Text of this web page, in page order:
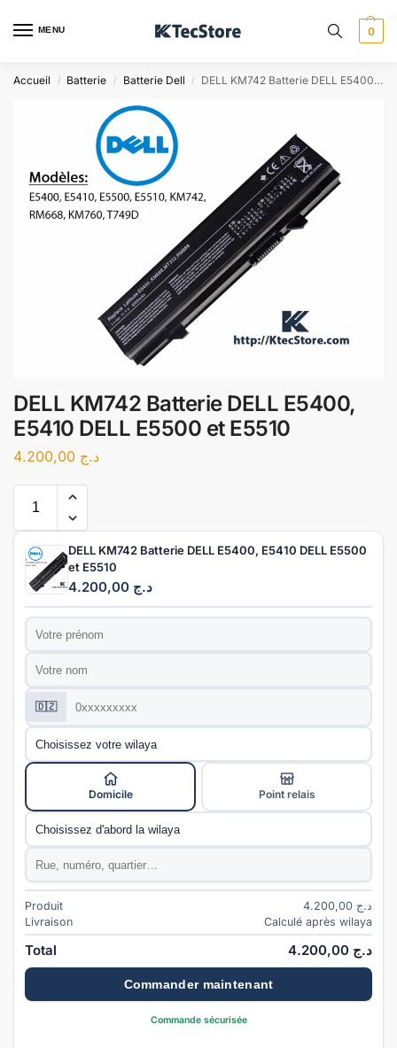
MENU 0
Accueil / Batterie / Batterie Dell / DELL KM742 Batterie DELL E5400, E5410 DELL E5500 et E5510
DELL KM742 Batterie DELL E5400,
E5410 DELL E5500 et E5510
د.ج
DELL KM742 Batterie DELL E5400, E5410 DELL E5500
et E5510
د.ج 4.200,00
Prénom
Nom
Téléphone
🇩🇿
Wilaya
Mode de livraison
Domicile
Point relais
Commune
Adresse
Produit د.ج
Livraison
Calculé après wilaya
Total د.ج
Commander maintenant
Commande sécurisée